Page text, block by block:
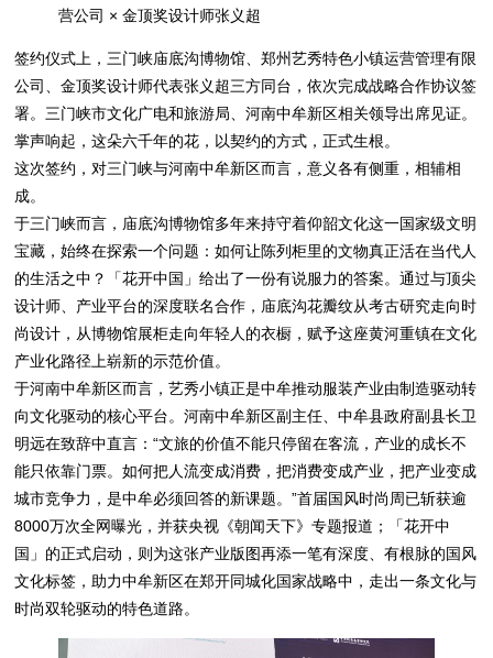
营公司 × 金顶奖设计师张义超
签约仪式上，三门峡庙底沟博物馆、郑州艺秀特色小镇运营管理有限
公司、金顶奖设计师代表张义超三方同台，依次完成战略合作协议签
署。三门峡市文化广电和旅游局、河南中牟新区相关领导出席见证。
掌声响起，这朵六千年的花，以契约的方式，正式生根。
这次签约，对三门峡与河南中牟新区而言，意义各有侧重，相辅相
成。
于三门峡而言，庙底沟博物馆多年来持守着仰韶文化这一国家级文明
宝藏，始终在探索一个问题：如何让陈列柜里的文物真正活在当代人
的生活之中？「花开中国」给出了一份有说服力的答案。通过与顶尖
设计师、产业平台的深度联名合作，庙底沟花瓣纹从考古研究走向时
尚设计，从博物馆展柜走向年轻人的衣橱，赋予这座黄河重镇在文化
产业化路径上崭新的示范价值。
于河南中牟新区而言，艺秀小镇正是中牟推动服装产业由制造驱动转
向文化驱动的核心平台。河南中牟新区副主任、中牟县政府副县长卫
明远在致辞中直言：“文旅的价值不能只停留在客流，产业的成长不
能只依靠门票。如何把人流变成消费，把消费变成产业，把产业变成
城市竞争力，是中牟必须回答的新课题。”首届国风时尚周已斩获逾
8000万次全网曝光，并获央视《朝闻天下》专题报道；「花开中
国」的正式启动，则为这张产业版图再添一笔有深度、有根脉的国风
文化标签，助力中牟新区在郑开同城化国家战略中，走出一条文化与
时尚双轮驱动的特色道路。